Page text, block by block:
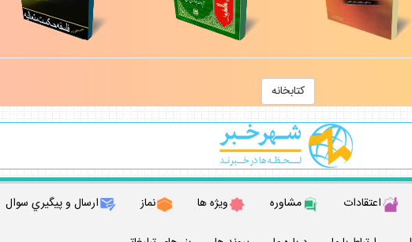
كتابخانه
اعتقادات مشاوره ويژه ها نماز ارسال و پيگيري سوال